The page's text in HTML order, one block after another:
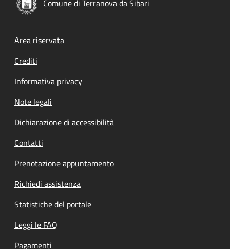
Comune di Terranova da Sibari
Footer menu
Area riservata
Crediti
Informativa privacy
Note legali
Dichiarazione di accessibilità
Contatti
Prenotazione appuntamento
Richiedi assistenza
Statistiche del portale
Leggi le FAQ
Pagamenti